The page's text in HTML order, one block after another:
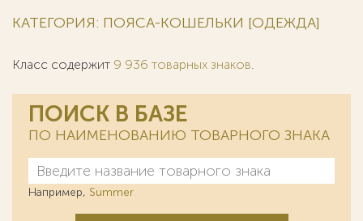
КАТЕГОРИЯ: ПОЯСА-КОШЕЛЬКИ [ОДЕЖДА]
Класс содержит 9 936 товарных знаков.
ПОИСК В БАЗЕ
ПО НАИМЕНОВАНИЮ ТОВАРНОГО ЗНАКА
Например, Summer